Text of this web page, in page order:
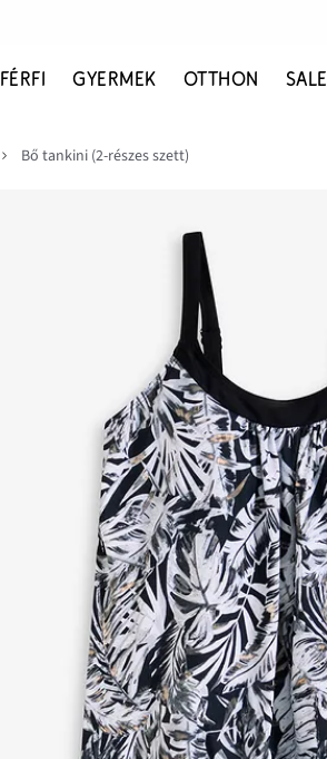
FÉRFI GYERMEK OTTHON SALE
Bő tankini (2-részes szett)